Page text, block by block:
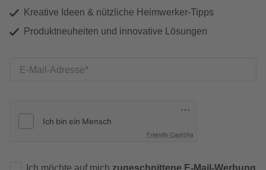
Kreative Ideen & nützliche Heimwerker-Tipps
Produktneuheiten und innovative Lösungen
E-Mail-Adresse
Friendly Captcha
Ich möchte auf mich zugeschnittene E-Mail-Werbung